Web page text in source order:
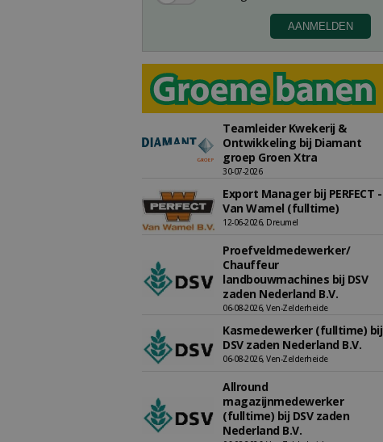
Teamleider Kwekerij &
Ontwikkeling bij Diamant
groep Groen Xtra
30-07-2026
Export Manager bij PERFECT -
Van Wamel (fulltime)
12-06-2026, Dreumel
Proefveldmedewerker/
Chauffeur
landbouwmachines bij DSV
zaden Nederland B.V.
06-08-2026, Ven-Zelderheide
Kasmedewerker (fulltime) bij
DSV zaden Nederland B.V.
06-08-2026, Ven-Zelderheide
Allround
magazijnmedewerker
(fulltime) bij DSV zaden
Nederland B.V.